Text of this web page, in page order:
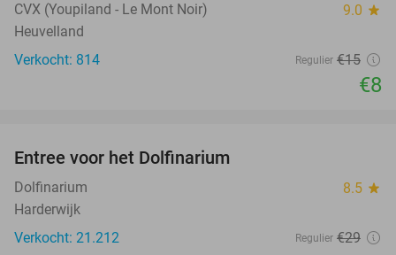
CVX (Youpiland - Le Mont Noir) 9.0 star
Heuvelland
Verkocht: 814
Regulier €15
€8
Entree voor het Dolfinarium
Dolfinarium 8.5 star
Harderwijk
Verkocht: 21.212
Regulier €29